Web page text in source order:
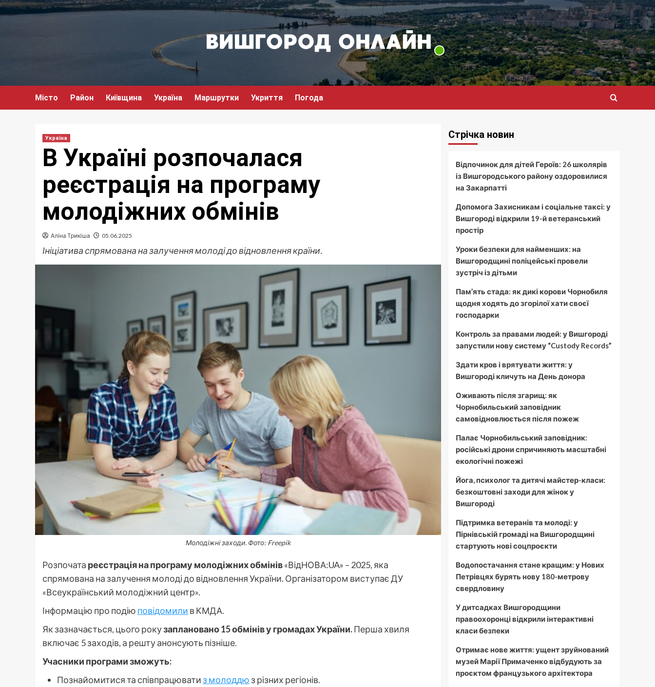
Перейти
до
Місто Район Київщина Україна Маршрутки Укриття Погода
Україна
В Україні розпочалася
реєстрація на програму
молодіжних обмінів
Аліна Трикіша 05.06.2025
Ініціатива спрямована на залучення молоді до відновлення країни.
Молодіжні заходи. Фото: Freepik
Розпочата реєстрація на програму молодіжних обмінів«ВідНОВА:UA» – 2025, яка
спрямована на залучення молоді до відновлення України. Організатором виступає ДУ
«Всеукраїнський молодіжний центр».
Інформацію про подію повідомили в КМДА.
Як зазначається, цього рокузаплановано 15 обмінів у громадах України.Перша хвиля
включає 5 заходів, а решту анонсують пізніше.
Учасники програми зможуть:
Познайомитися та співпрацювати з молоддю з різних регіонів.
Стрічка новин
Відпочинок для дітей Героїв: 26 школярів
із Вишгородського району оздоровилися
на Закарпатті
Допомога Захисникам і соціальне таксі: у
Вишгороді відкрили 19-й ветеранський
простір
Уроки безпеки для найменших: на
Вишгородщині поліцейські провели
зустріч із дітьми
Пам’ять стада: як дикі корови Чорнобиля
щодня ходять до згорілої хати своєї
господарки
Контроль за правами людей: у Вишгороді
запустили нову систему “Custody Records”
Здати кров і врятувати життя: у
Вишгороді кличуть на День донора
Оживають після згарищ: як
Чорнобильський заповідник
самовідновлюється після пожеж
Палає Чорнобильський заповідник:
російські дрони спричиняють масштабні
екологічні пожежі
Йога, психолог та дитячі майстер-класи:
безкоштовні заходи для жінок у
Вишгороді
Підтримка ветеранів та молоді: у
Пірнівській громаді на Вишгородщині
стартують нові соцпроєкти
Водопостачання стане кращим: у Нових
Петрівцях бурять нову 180-метрову
свердловину
У дитсадках Вишгородщини
правоохоронці відкрили інтерактивні
класи безпеки
Отримає нове життя: ущент зруйнований
музей Марії Примаченко відбудують за
проєктом французького архітектора